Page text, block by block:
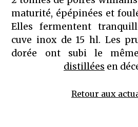
maturité, épépinées et
Elles fermentent
cuve inox de 15 hl. Les
dorée ont subi le
distillées en
Retour aux